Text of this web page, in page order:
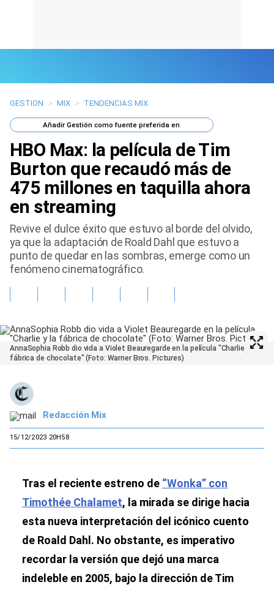
Últimas Noticias
Mi Bolsillo
Respuestas
Gente
Tendencias Mix
Sports
GESTION > MIX > TENDENCIAS MIX
AñadirGestión como fuente preferida en
HBO Max: la película de Tim
Burton que recaudó más de
475 millones en taquilla ahora
en streaming
Revive el dulce éxito que estuvo al borde del olvido,
ya que la adaptación de Roald Dahl que estuvo a
punto de quedar en las sombras, emerge como un
fenómeno cinematográfico.
AnnaSophia Robb dio vida a Violet Beauregarde en la película "Charlie y la
fábrica de chocolate" (Foto: Warner Bros. Pictures)
Redacción Mix
15/12/2023 20H58
Tras el reciente estreno de “Wonka” con
Timothée Chalamet, la mirada se dirige hacia
esta nueva interpretación del icónico cuento
de Roald Dahl. No obstante, es imperativo
recordar la versión que dejó una marca
indeleble en 2005, bajo la dirección de Tim